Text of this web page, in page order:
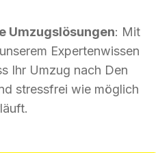
Umzugslösungen: Mit
Expertenwissen
Ihr Umzug nach Den
stressfrei wie möglich